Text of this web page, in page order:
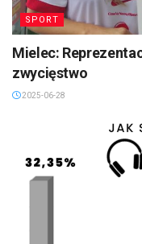
SPORT
Mielec:
zwycięstwo
2025-06-28